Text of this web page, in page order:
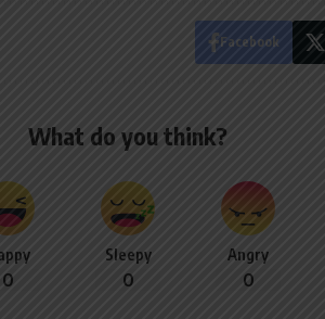
Facebook
What do you think?
0
Sleepy
0
Angry
0